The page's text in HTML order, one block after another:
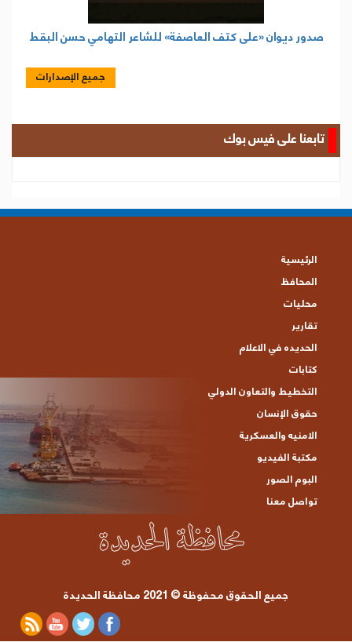
صدور ديوان «على كتف العاصفة» للشاعر التهامي حسن البقط
جميع الإصدارات
تابعنا على فيس بوك
الرئيسية
المحافظ
محليات
تقارير
الحديده في الاعلام
كتابات
التخطيط والتعاون الدولي
حقوق الإنسان
الامنيه والعسكرية
مكتبة الفيديو
البوم الصور
تواصل معنا
جميع الحقوق محفوظة © 2021 محافظة الحديدة